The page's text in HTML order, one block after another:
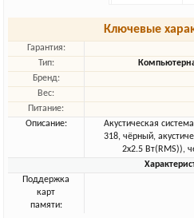
Ключевые
Гарантия:
Тип:
Бренд:
Вес:
Питание:
Описание:
Акустическая
318, чёрный,
2x2.5 Вт(RMS)),
Поддержка
карт
памяти: